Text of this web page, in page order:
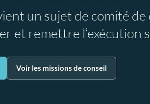
un sujet de comité
et remettre l’exécution
Voir les missions de conseil